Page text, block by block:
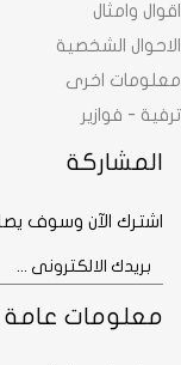
معلومات عامة
اقوال وامثال
الاحوال الشخصية
معلومات اخرى
ترفية - فوازير
المشاركة
اشترك الآن وسوف